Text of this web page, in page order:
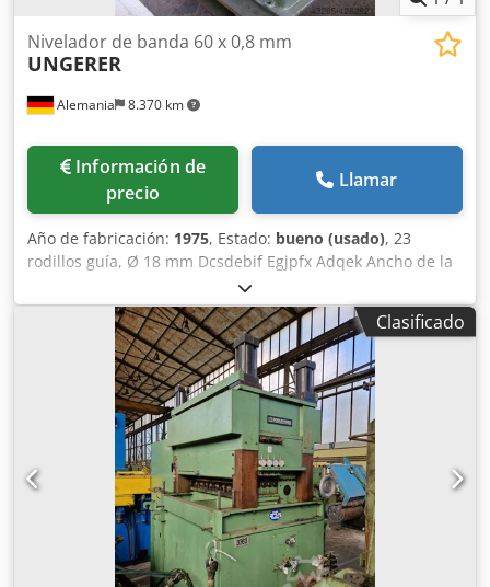
Alemania 8.370 km
Nivelador de banda 60 x 0,8 mm
UNGERER
Información de
precio
Llamar
Año de fabricación: 1975, Estado: bueno (usado), 23
rodillos guía, Ø 18 mm Dcsdebif Egjpfx Adqek Ancho de la
banda: máx. 60 mm Grosor de la banda: 0,2 - 0,8 mm
Clasificado